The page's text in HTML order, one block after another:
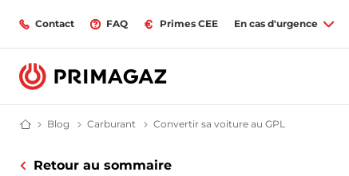
Contact FAQ Primes CEE En cas d'urgence
Fournisseur gaz butane et propane : citerne, bouteille, GPL | Primagaz
Blog Blog | Primagaz
Carburant Carburant | Primagaz
Convertir sa voiture au GPL
Retour au sommaire